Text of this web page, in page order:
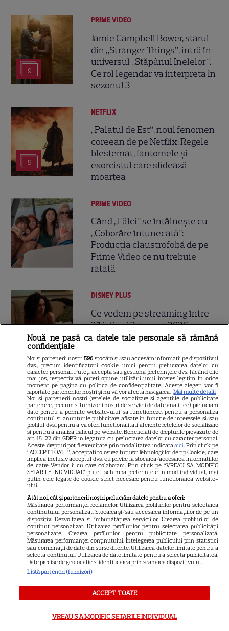
9
PRIME VIDEO
Jamie Campbell Bower, starul
din „Stranger Things”, intră în
universul „Stăpânul Inelelor”.
Ce rol legendar va interpreta în
sezonul 3
5
NETFLIX
„Palatul de Est”, noul fenomen
coreean de pe Netflix: Regele
blestemat, fantomele și
exorcistul care sfidează
moartea
PRIME VIDEO
Când „Fălci” se întâlnește cu
„Coborâre întunecată”:
Producția claustrofobă de pe
Prime Video ce nu trebuie
ratată
18
DISNEY PLUS
Ce vedem pe streaming între
27 iulie și 2 august 2026:
Diavolul se îmbracă de la Prada
Netflix
NETFLIX
Josh Hartnett revine pe Netflix
în thrillerul „Below”! Noutăți
majore despre premiile Emmy
și noul serial Dan Brown
3
DISNEY PLUS
Emmy Rossum revine
spectaculos pe Disney+ în
thrillerul psihologic „Furie și
seducție”
ȘTIRI
filmului „Stăpânul inelelor:
Peter Jackson una dintre cele
mai iubite producții fantasy din
Nouă ne pasă ca datele tale personale să rămână
confidențiale
Noi și partenerii noștri596 stocăm și/sau accesăm informații pe dispozitivul
dvs., precum identificatorii cookie unici pentru prelucrarea datelor cu
caracter personal. Puteți accepta sau gestiona preferințele dvs. făcând clic
mai jos, respectiv vă puteți opune utilizării unui interes legitim în orice
moment pe pagina cu politica de confidențialitate. Aceste alegeri vor fi
raportate partenerilor noștri și nu vă vor afecta navigarea. Mai multe detalii
Noi si partenerii nostri (retelele de socializare si agentiile de publicitate
partenere, precum si furnizorii nostri de servicii de date analitice) prelucram
date pentru a permite website-ului sa functioneze, pentru a personaliza
continutul si anunturile publicitare afisate in functie de interesele si/sau
profilul dvs., pentru a va oferi functionalitati aferente retelelor de socializare
si pentru a analiza traficul pe website. Beneficiati de drepturile prevazute de
art. 15-22 din GDPR in legatura cu prelucrarea datelor cu caracter personal.
Aceste drepturi pot fi exercitate prin modalitatea indicataaici. Prin click pe
“ACCEPT TOATE”, acceptati folosirea tuturor Tehnologiilor de tip Cookie, care
implica inclusiv acceptul dvs. cu privire la stocarea/accesarea informatiilor
de catre Vendor-ii cu care colaboram. Prin click pe “VREAU SA MODIFIC
SETARILE INDIVIDUAL” puteti schimba preferintele in mod individual, mai
putin cele legate de cookie strict necesare pentru functionarea website-
ului.
Atât noi, cât și partenerii noștri prelucrăm datele pentru a oferi:
Măsurarea performanței reclamelor. Utilizarea profilurilor pentru selectarea
conținutului personalizat. Stocarea și/sau accesarea informațiilor de pe un
dispozitiv. Dezvoltarea și îmbunătățirea serviciilor. Crearea profilurilor de
conținut personalizat. Utilizarea profilurilor pentru selectarea publicității
personalizate. Crearea profilurilor pentru publicitate personalizată.
Măsurarea performanței conținutului. Înțelegerea publicului prin statistici
sau combinații de date din surse diferite. Utilizarea datelor limitate pentru a
selecta conținutul. Utilizarea de date limitate pentru a selecta publicitatea.
Date precise de geolocație și identificarea prin scanarea dispozitivului.
Listă parteneri (furnizori)
ACCEPT TOATE
VREAU SA MODIFIC SETARILE INDIVIDUAL